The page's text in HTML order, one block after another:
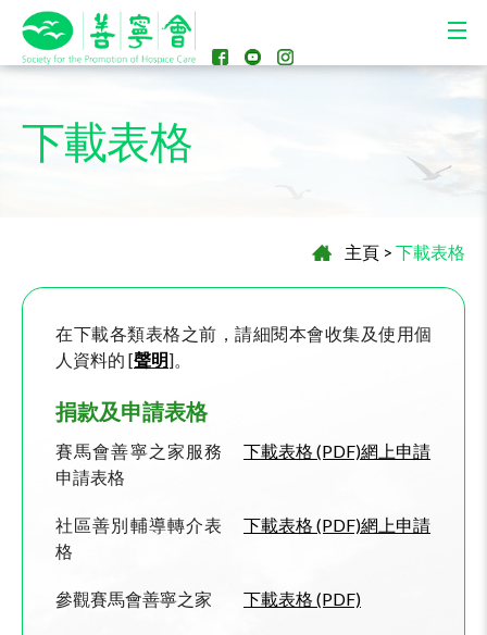
下載表格
主頁 > 下載表格
在下載各類表格之前，請細閱本會收集及使用個
人資料的 [聲明]。
捐款及申請表格
賽馬會善寧之家服務
申請表格
下載表格 (PDF)網上申請
社區善別輔導轉介表
格
下載表格 (PDF)網上申請
參觀賽馬會善寧之家 下載表格 (PDF)